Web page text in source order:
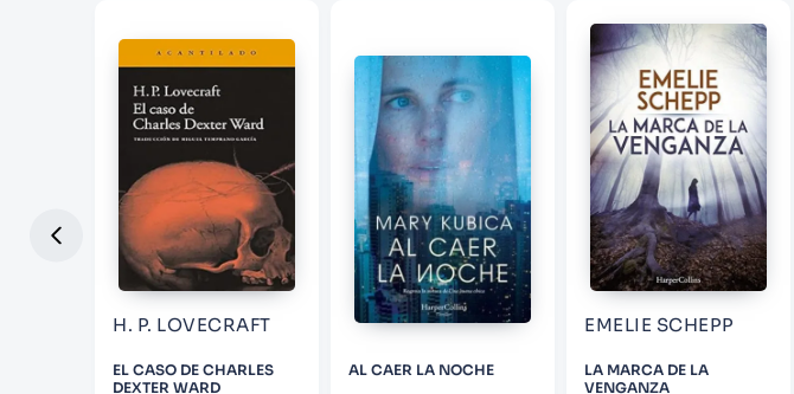
Correo electrónico
Escribir comentario
ENVIAR
H. P. LOVECRAFT
EL CASO DE CHARLES
DEXTER WARD
AL CAER LA NOCHE
EMELIE SCHEPP
LA MARCA DE LA
VENGANZA